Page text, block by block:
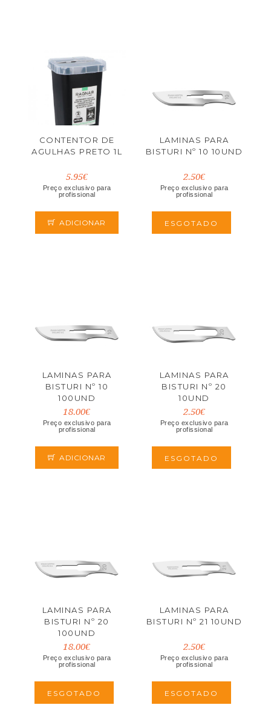
CONTENTOR DE
AGULHAS PRETO 1L
5.95€
Preço exclusivo para
profissional
ADICIONAR
LAMINAS PARA
BISTURI Nº 10 10UND
2.50€
Preço exclusivo para
profissional
ESGOTADO
LAMINAS PARA
BISTURI Nº 10
100UND
18.00€
Preço exclusivo para
profissional
ADICIONAR
LAMINAS PARA
BISTURI Nº 20
10UND
2.50€
Preço exclusivo para
profissional
ESGOTADO
LAMINAS PARA
BISTURI Nº 20
100UND
18.00€
Preço exclusivo para
profissional
ESGOTADO
LAMINAS PARA
BISTURI Nº 21 10UND
2.50€
Preço exclusivo para
profissional
ESGOTADO